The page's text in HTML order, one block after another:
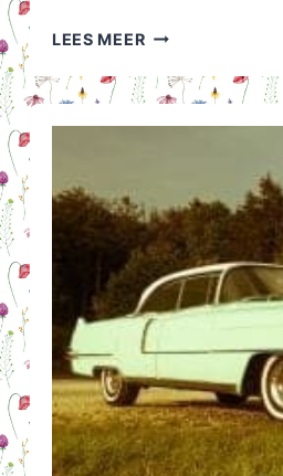
LEES MEERWANNEER
AAN?
WINTERJASSEN